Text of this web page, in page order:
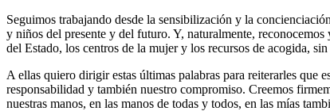
Seguimos trabajando desde la sensibilización y la
y niños del presente y del futuro. Y, naturalmente,
del Estado, los centros de la mujer y los recursos de acogida,
A ellas quiero dirigir estas últimas palabras para reiterarles que
responsabilidad y también nuestro compromiso. Creemos
nuestras manos, en las manos de todas y todos, en las mías